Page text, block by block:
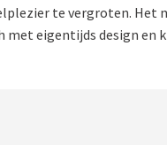
te vergroten.
met eigentijds design